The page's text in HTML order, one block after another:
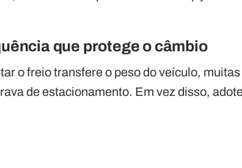
que protege o câmbio
o freio transfere o peso do veículo,
de estacionamento. Em vez disso,